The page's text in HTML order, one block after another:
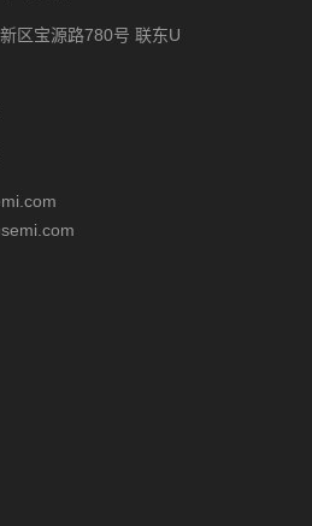
区宝源路780号 联东U